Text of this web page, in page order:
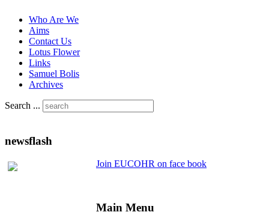
Who Are We
Aims
Contact Us
Lotus Flower
Links
Samuel Bolis
Archives
Search ...
newsflash
Join EUCOHR on face book
Main Menu